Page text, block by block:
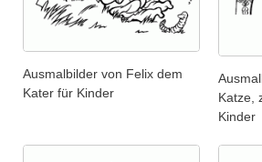
Ausmalbilder von Felix dem
Kater für Kinder
Katze,
Kinder